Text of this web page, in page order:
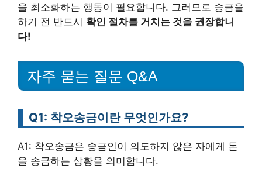
을 최소화하는 행동이 필요합니다. 그러므로 송금을
하기 전 반드시 확인 절차를 거치는 것을 권장합니
다!
자주 묻는 질문 Q&A
Q1: 착오송금이란 무엇인가요?
A1: 착오송금은 송금인이 의도하지 않은 자에게 돈
을 송금하는 상황을 의미합니다.